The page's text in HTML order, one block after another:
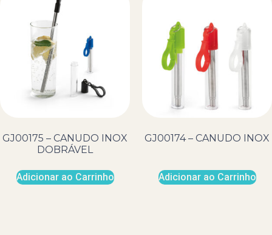
GJ00175 – CANUDO INOX
DOBRÁVEL
Adicionar ao Carrinho
GJ00174 – CANUDO INOX
Adicionar ao Carrinho